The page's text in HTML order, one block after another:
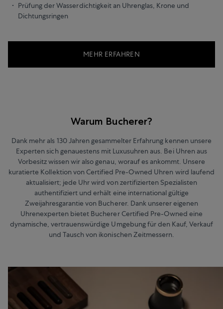
Prüfung der Wasserdichtigkeit an Uhrenglas, Krone und
Dichtungsringen
MEHR ERFAHREN
Warum Bucherer?
Dank mehr als 130 Jahren gesammelter Erfahrung kennen unsere
Experten sich genauestens mit Luxusuhren aus. Bei Uhren aus
Vorbesitz wissen wir also genau, worauf es ankommt. Unsere
kuratierte Kollektion von Certified Pre-Owned Uhren wird laufend
aktualisiert; jede Uhr wird von zertifizierten Spezialisten
authentifiziert und erhält eine international gültige
Zweijahresgarantie von Bucherer. Dank unserer eigenen
Uhrenexperten bietet Bucherer Certified Pre-Owned eine
dynamische, vertrauenswürdige Umgebung für den Kauf, Verkauf
und Tausch von ikonischen Zeitmessern.